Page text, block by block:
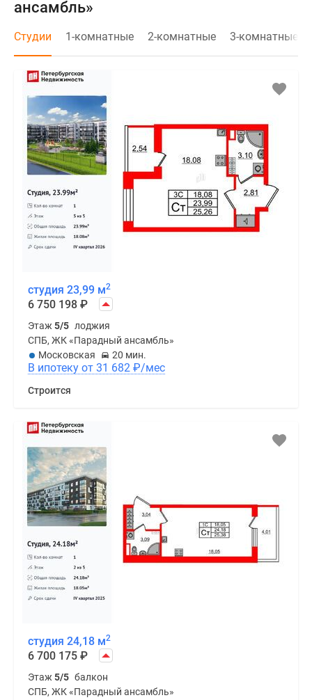
ансамбль»
Студии 1-комнатные 2-комнатные 3-комнатные
студия 23,99 м2
6 750 198 ₽
Этаж5/5 лоджия
СПБ, ЖК «Парадный ансамбль»
Московская
20 мин.
В ипотеку от 31 682 ₽/мес
Строится
студия 24,18 м2
6 700 175 ₽
Этаж5/5 балкон
СПБ, ЖК «Парадный ансамбль»